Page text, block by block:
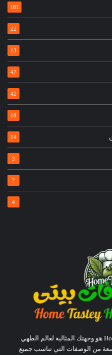
181
22
13
47
42
18
14
3
2
4
موقع مطبخ وصفات بيتىHome Tastey هو وجهتك المثالية لعالم الطهي
من الوصفات التي تناسب جميع